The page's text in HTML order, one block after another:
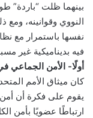
بينهما ظلت “باردة”
النووي وقوانينه،
نفسها باستمرار مع
فيه بديناميكية غير
أولًا- الأمن الجماعي
كان ميثاق الأمم
يقوم على فكرة أن أمن
ارتباطًا عضويًا بأمن